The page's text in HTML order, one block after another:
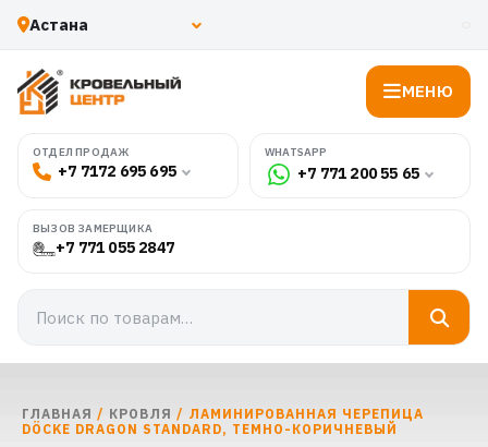
МЕНЮ
ОТДЕЛ ПРОДАЖ
+7 7172 695 695
WHATSAPP
+7 771 200 55 65
ВЫЗОВ ЗАМЕРЩИКА
+7 771 055 2847
ГЛАВНАЯ / КРОВЛЯ / ЛАМИНИРОВАННАЯ ЧЕРЕПИЦА
DÖCKE DRAGON STANDARD, ТЕМНО-КОРИЧНЕВЫЙ